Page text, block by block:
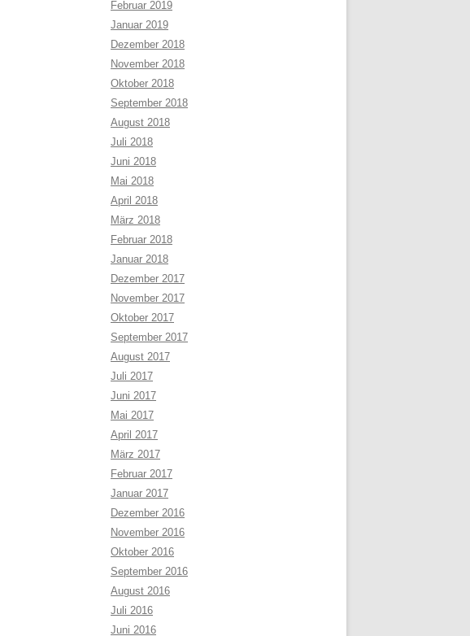
Februar 2019
Januar 2019
Dezember 2018
November 2018
Oktober 2018
September 2018
August 2018
Juli 2018
Juni 2018
Mai 2018
April 2018
März 2018
Februar 2018
Januar 2018
Dezember 2017
November 2017
Oktober 2017
September 2017
August 2017
Juli 2017
Juni 2017
Mai 2017
April 2017
März 2017
Februar 2017
Januar 2017
Dezember 2016
November 2016
Oktober 2016
September 2016
August 2016
Juli 2016
Juni 2016